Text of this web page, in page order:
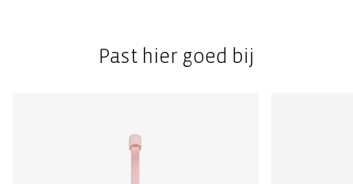
Past hier goed bij